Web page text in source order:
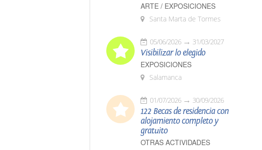
ARTE / EXPOSICIONES
Santa Marta de Tormes
05/06/2026 31/03/2027
Visibilizar lo elegido
EXPOSICIONES
Salamanca
01/07/2026 30/09/2026
122 Becas de residencia con
alojamiento completo y
gratuito
OTRAS ACTIVIDADES